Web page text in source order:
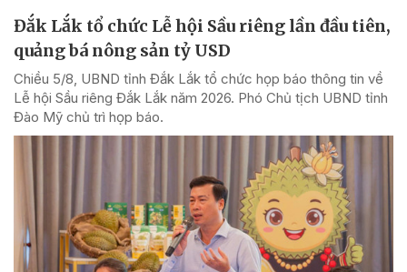
Đắk Lắk tổ chức Lễ hội Sầu riêng lần đầu tiên,
quảng bá nông sản tỷ USD
Chiều 5/8, UBND tỉnh Đắk Lắk tổ chức họp báo thông tin về
Lễ hội Sầu riêng Đắk Lắk năm 2026. Phó Chủ tịch UBND tỉnh
Đào Mỹ chủ trì họp báo.